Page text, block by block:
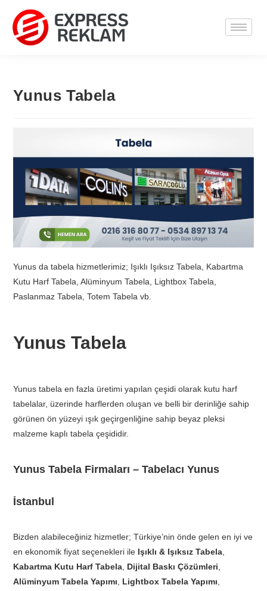
Yunus Tabela
Yunus da tabela hizmetlerimiz; Işıklı Işıksız Tabela, Kabartma
Kutu Harf Tabela, Alüminyum Tabela, Lightbox Tabela,
Paslanmaz Tabela, Totem Tabela vb.
Yunus Tabela
Yunus tabela en fazla üretimi yapılan çeşidi olarak kutu harf
tabelalar, üzerinde harflerden oluşan ve belli bir derinliğe sahip
görünen ön yüzeyi ışık geçirgenliğine sahip beyaz pleksi
malzeme kaplı tabela çeşididir.
Yunus Tabela Firmaları – Tabelacı Yunus
İstanbul
Bizden alabileceğiniz hizmetler; Türkiye’nin önde gelen en iyi ve
en ekonomik fiyat seçenekleri ile Işıklı & Işıksız Tabela
Kabartma Kutu Harf Tabela Dijital Baskı Çözümleri
Alüminyum Tabela Yapımı
Lightbox Tabela Yapımı